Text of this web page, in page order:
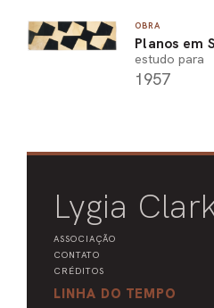
OBRA
Planos em
estudo para
1957
Lygia
ASSOCIAÇÃO
CONTATO
CRÉDITOS
LINHA DO TEMPO